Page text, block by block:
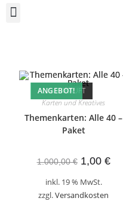
AUSVERKAUFT
ANGEBOT!
Karten und Kreatives
Themenkarten: Alle 40 –
Paket
1.000,00€ 1,00 €
inkl. 19 % MwSt.
zzgl.Versandkosten